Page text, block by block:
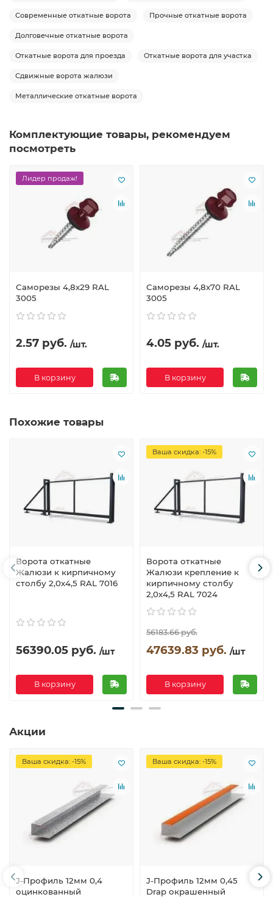
Современные откатные ворота Прочные откатные ворота
Долговечные откатные ворота
Откатные ворота для проезда Откатные ворота для участка
Сдвижные ворота жалюзи
Металлические откатные ворота
Комплектующие товары, рекомендуем
посмотреть
Лидер продаж!
Саморезы 4,8х29 RAL
3005
2.57 руб. /шт.
В корзину
Саморезы 4,8х70 RAL
3005
4.05 руб. /шт.
В корзину
Похожие товары
Ворота откатные
Жалюзи к кирпичному
столбу 2,0х4,5 RAL 7016
56390.05 руб. /шт
В корзину
Ваша скидка: -15%
Ворота откатные
Жалюзи крепление к
кирпичному столбу
2,0х4,5 RAL 7024
56183.66 руб.
47639.83 руб. /шт
В корзину
Акции
Ваша скидка: -15%
J-Профиль 12мм 0,4
оцинкованный
Ваша скидка: -15%
J-Профиль 12мм 0,45
Drap окрашенный